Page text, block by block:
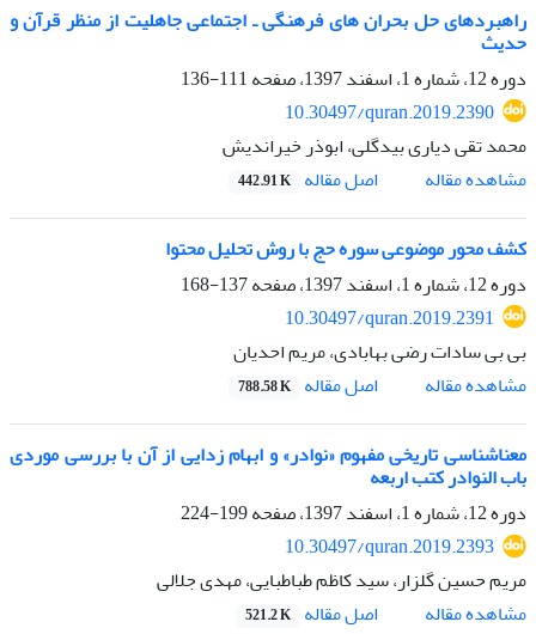
راهبردهای حل بحران های فرهنگی ـ اجتماعی جاهلیت از منظر قرآن و
حدیث
دوره 12، شماره 1، اسفند 1397، صفحه
111-136
10.30497/quran.2019.2390
محمد تقی دیاری بیدگلی، ابوذر خیراندیش
مشاهده مقاله
اصل مقاله 442.91 K
کشف محور موضوعی سوره حج با روش تحلیل محتوا
دوره 12، شماره 1، اسفند 1397، صفحه
137-168
10.30497/quran.2019.2391
بی بی سادات رضی بهابادی، مریم احدیان
مشاهده مقاله
اصل مقاله 788.58 K
معناشناسی تاریخی مفهوم «نوادر» و ابهام‌ زدایی از آن با بررسی موردی
باب النوادر کتب اربعه
دوره 12، شماره 1، اسفند 1397، صفحه
199-224
10.30497/quran.2019.2393
مریم حسین گلزار، سید کاظم طباطبایی، مهدی جلالی
مشاهده مقاله
اصل مقاله 521.2 K